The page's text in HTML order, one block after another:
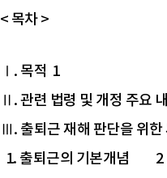
< 목차 >
Ⅰ. 목적 1
Ⅱ. 관련 법령 및 개정 주요
Ⅲ. 출퇴근 재해 판단을 위한
1. 출퇴근의 기본개념
2